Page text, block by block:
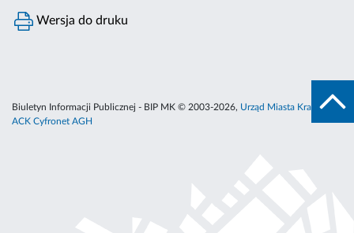
Wersja do druku
Biuletyn Informacji Publicznej - BIP MK © 2003-2026, Urząd Miasta Krakowa
ACK Cyfronet AGH